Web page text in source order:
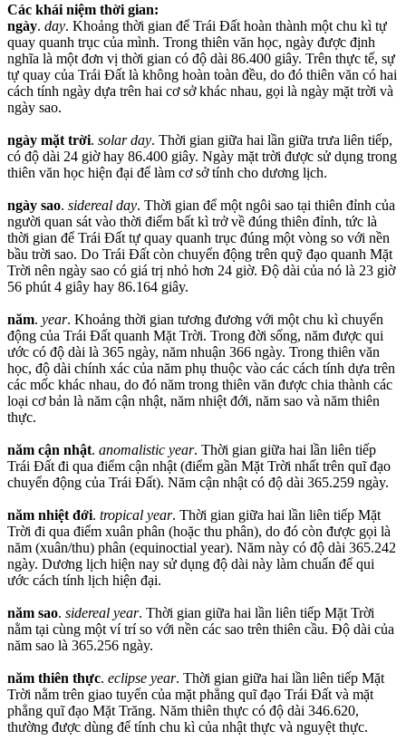
Các khái niệm thời gian:
ngày. day. Khoảng thời gian để Trái Đất hoàn thành một chu kì tự
quay quanh trục của mình. Trong thiên văn học, ngày được định
nghĩa là một đơn vị thời gian có độ dài 86.400 giây. Trên thực tế, sự
tự quay của Trái Đất là không hoàn toàn đều, do đó thiên văn có hai
cách tính ngày dựa trên hai cơ sở khác nhau, gọi là ngày mặt trời và
ngày sao.
ngày mặt trời. solar day. Thời gian giữa hai lần giữa trưa liên tiếp,
có độ dài 24 giờ hay 86.400 giây. Ngày mặt trời được sử dụng trong
thiên văn học hiện đại để làm cơ sở tính cho dương lịch.
ngày sao. sidereal day. Thời gian để một ngôi sao tại thiên đỉnh của
người quan sát vào thời điểm bất kì trở về đúng thiên đỉnh, tức là
thời gian để Trái Đất tự quay quanh trục đúng một vòng so với nền
bầu trời sao. Do Trái Đất còn chuyển động trên quỹ đạo quanh Mặt
Trời nên ngày sao có giá trị nhỏ hơn 24 giờ. Độ dài của nó là 23 giờ
56 phút 4 giây hay 86.164 giây.
năm. year. Khoảng thời gian tương đương với một chu kì chuyển
động của Trái Đất quanh Mặt Trời. Trong đời sống, năm được qui
ước có độ dài là 365 ngày, năm nhuận 366 ngày. Trong thiên văn
học, độ dài chính xác của năm phụ thuộc vào các cách tính dựa trên
các mốc khác nhau, do đó năm trong thiên văn được chia thành các
loại cơ bản là năm cận nhật, năm nhiệt đới, năm sao và năm thiên
thực.
năm cận nhật. anomalistic year. Thời gian giữa hai lần liên tiếp
Trái Đất đi qua điểm cận nhật (điểm gần Mặt Trời nhất trên quĩ đạo
chuyển động của Trái Đất). Năm cận nhật có độ dài 365.259 ngày.
năm nhiệt đới. tropical year. Thời gian giữa hai lần liên tiếp Mặt
Trời đi qua điểm xuân phân (hoặc thu phân), do đó còn được gọi là
năm (xuân/thu) phân (equinoctial year). Năm này có độ dài 365.242
ngày. Dương lịch hiện nay sử dụng độ dài này làm chuẩn để qui
ước cách tính lịch hiện đại.
năm sao. sidereal year. Thời gian giữa hai lần liên tiếp Mặt Trời
nằm tại cùng một ví trí so với nền các sao trên thiên cầu. Độ dài của
năm sao là 365.256 ngày.
năm thiên thực. eclipse year. Thời gian giữa hai lần liên tiếp Mặt
Trời nằm trên giao tuyến của mặt phẳng quĩ đạo Trái Đất và mặt
phẳng quĩ đạo Mặt Trăng. Năm thiên thực có độ dài 346.620,
thường được dùng để tính chu kì của nhật thực và nguyệt thực.